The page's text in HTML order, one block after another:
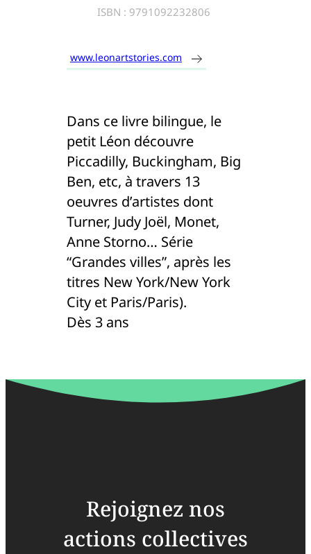
ISBN : 9791092232806
www.leonartstories.com
Dans ce livre bilingue, le
petit Léon découvre
Piccadilly, Buckingham, Big
Ben, etc, à travers 13
oeuvres d’artistes dont
Turner, Judy Joël, Monet,
Anne Storno… Série
“Grandes villes”, après les
titres New York/New York
City et Paris/Paris).
Dès 3 ans
Rejoignez nos
actions collectives